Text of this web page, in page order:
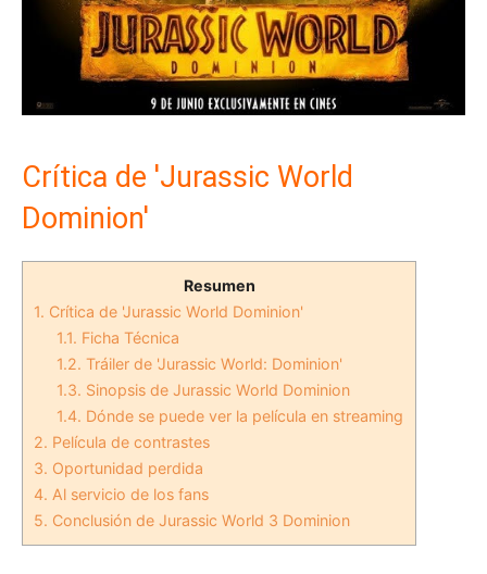
Crítica de 'Jurassic World
Dominion'
Resumen
1. Crítica de 'Jurassic World Dominion'
1.1. Ficha Técnica
1.2. Tráiler de 'Jurassic World: Dominion'
1.3. Sinopsis de Jurassic World Dominion
1.4. Dónde se puede ver la película en streaming
2. Película de contrastes
3. Oportunidad perdida
4. Al servicio de los fans
5. Conclusión de Jurassic World 3 Dominion